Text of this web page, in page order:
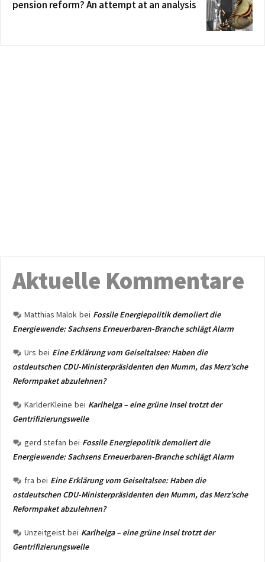
pension reform? An attempt at an analysis
Aktuelle Kommentare
Matthias Malok bei Fossile Energiepolitik demoliert die
Energiewende: Sachsens Erneuerbaren-Branche schlägt Alarm
Urs bei Eine Erklärung vom Geiseltalsee: Haben die
ostdeutschen CDU-Ministerpräsidenten den Mumm, das Merz’sche
Reformpaket abzulehnen?
KarlderKleine bei Karlhelga – eine grüne Insel trotzt der
Gentrifizierungswelle
gerd stefan bei Fossile Energiepolitik demoliert die
Energiewende: Sachsens Erneuerbaren-Branche schlägt Alarm
fra bei Eine Erklärung vom Geiseltalsee: Haben die
ostdeutschen CDU-Ministerpräsidenten den Mumm, das Merz’sche
Reformpaket abzulehnen?
Unzeitgeist bei Karlhelga – eine grüne Insel trotzt der
Gentrifizierungswelle